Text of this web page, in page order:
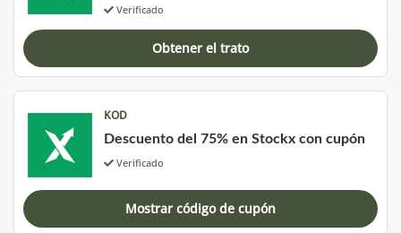
Verificado
Obtener el trato
KOD
Descuento del 75% en Stockx con cupón
Verificado
Mostrar código de cupón